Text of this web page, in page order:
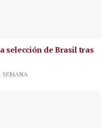
selección de Brasil tras
SEMANA